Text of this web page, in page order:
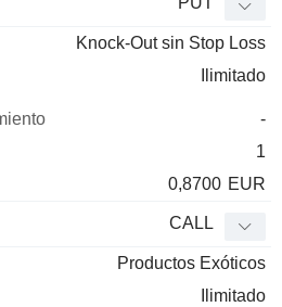
Knock-Out sin Stop Loss
Ilimitado
-
1
0,8700 EUR
CALL
Productos Exóticos
Ilimitado